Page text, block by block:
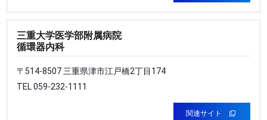
三重大学医学部附属病院
循環器内科
〒514-8507 三重県津市江戸橋2丁目174
TEL 059-232-1111
関連サイト